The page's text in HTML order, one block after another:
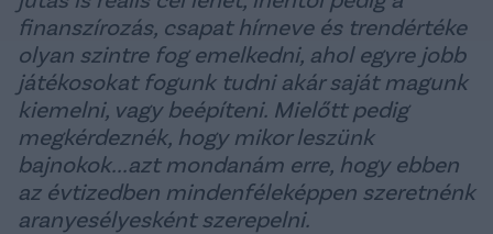
finanszírozás, csapat hírneve és trendértéke
olyan szintre fog emelkedni, ahol egyre jobb
játékosokat fogunk tudni akár saját magunk
kiemelni, vagy beépíteni. Mielőtt pedig
megkérdeznék, hogy mikor leszünk
bajnokok...azt mondanám erre, hogy ebben
az évtizedben mindenféleképpen szeretnénk
aranyesélyesként szerepelni.